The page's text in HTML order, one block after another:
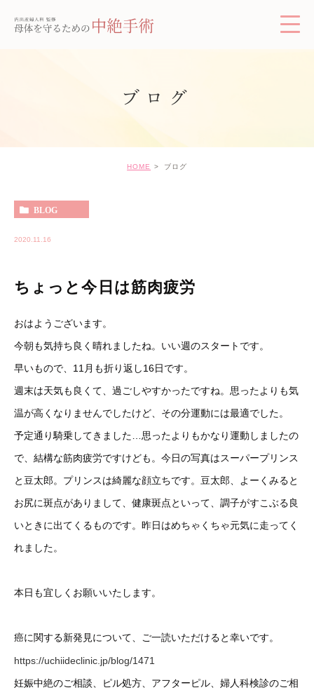
ブログ
HOME ブログ
BLOG
2020.11.16
ちょっと今日は筋肉疲労
おはようございます。
今朝も気持ち良く晴れましたね。いい週のスタートです。
早いもので、11月も折り返し16日です。
週末は天気も良くて、過ごしやすかったですね。思ったよりも気
温が高くなりませんでしたけど、その分運動には最適でした。
予定通り騎乗してきました…思ったよりもかなり運動しましたの
で、結構な筋肉疲労ですけども。今日の写真はスーパープリンス
と豆太郎。プリンスは綺麗な顔立ちです。豆太郎、よーくみると
お尻に斑点がありまして、健康斑点といって、調子がすこぶる良
いときに出てくるものです。昨日はめちゃくちゃ元気に走ってく
れました。
本日も宜しくお願いいたします。
癌に関する新発見について、ご一読いただけると幸いです。
https://uchiideclinic.jp/blog/1471
妊娠中絶のご相談、ピル処方、アフターピル、婦人科検診のご相